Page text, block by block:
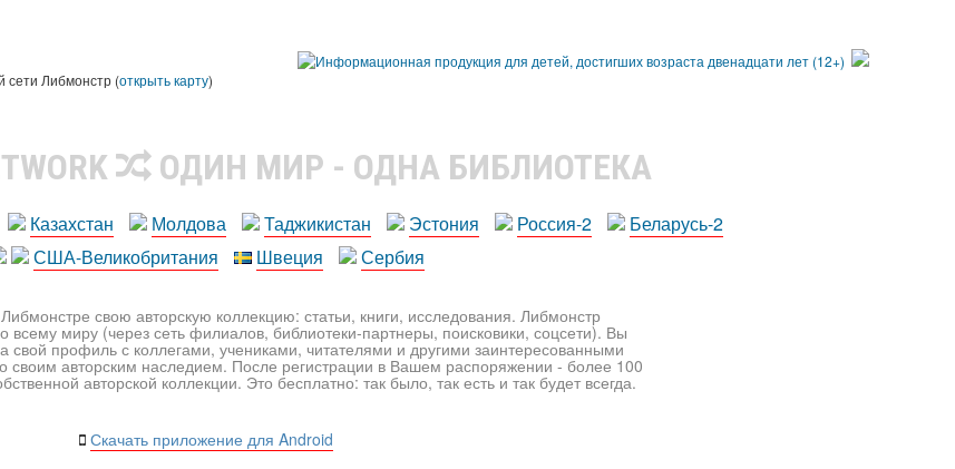
сети Либмонстр (открыть карту)
ОДИН МИР - ОДНА БИБЛИОТЕКА
Казахстан Молдова Таджикистан Эстония Россия-2
Беларусь-2
США-Великобритания
Швеция Сербия
свою авторскую коллекцию: статьи, книги, исследования. Либмонстр
всему миру (через сеть филиалов, библиотеки-партнеры, поисковики, соцсети). Вы
свой профиль с коллегами, учениками, читателями и другими заинтересованными
своим авторским наследием. После регистрации в Вашем распоряжении - более 100
авторской коллекции. Это бесплатно: так было, так есть и так будет всегда.
Скачать приложение для Android